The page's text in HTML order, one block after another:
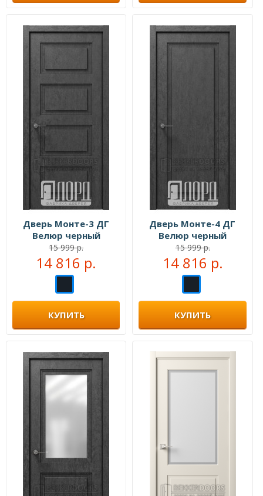
Дверь Монте-3 ДГ
Велюр черный
15 999 р.
14 816 р.
КУПИТЬ
Дверь Монте-4 ДГ
Велюр черный
15 999 р.
14 816 р.
КУПИТЬ